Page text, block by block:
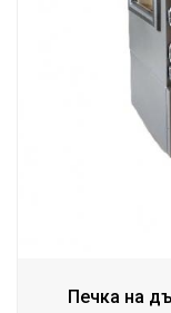
Печка на